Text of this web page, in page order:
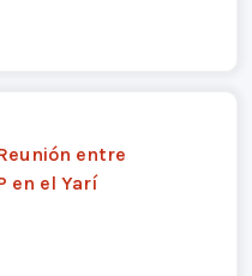
entre
en el Yarí